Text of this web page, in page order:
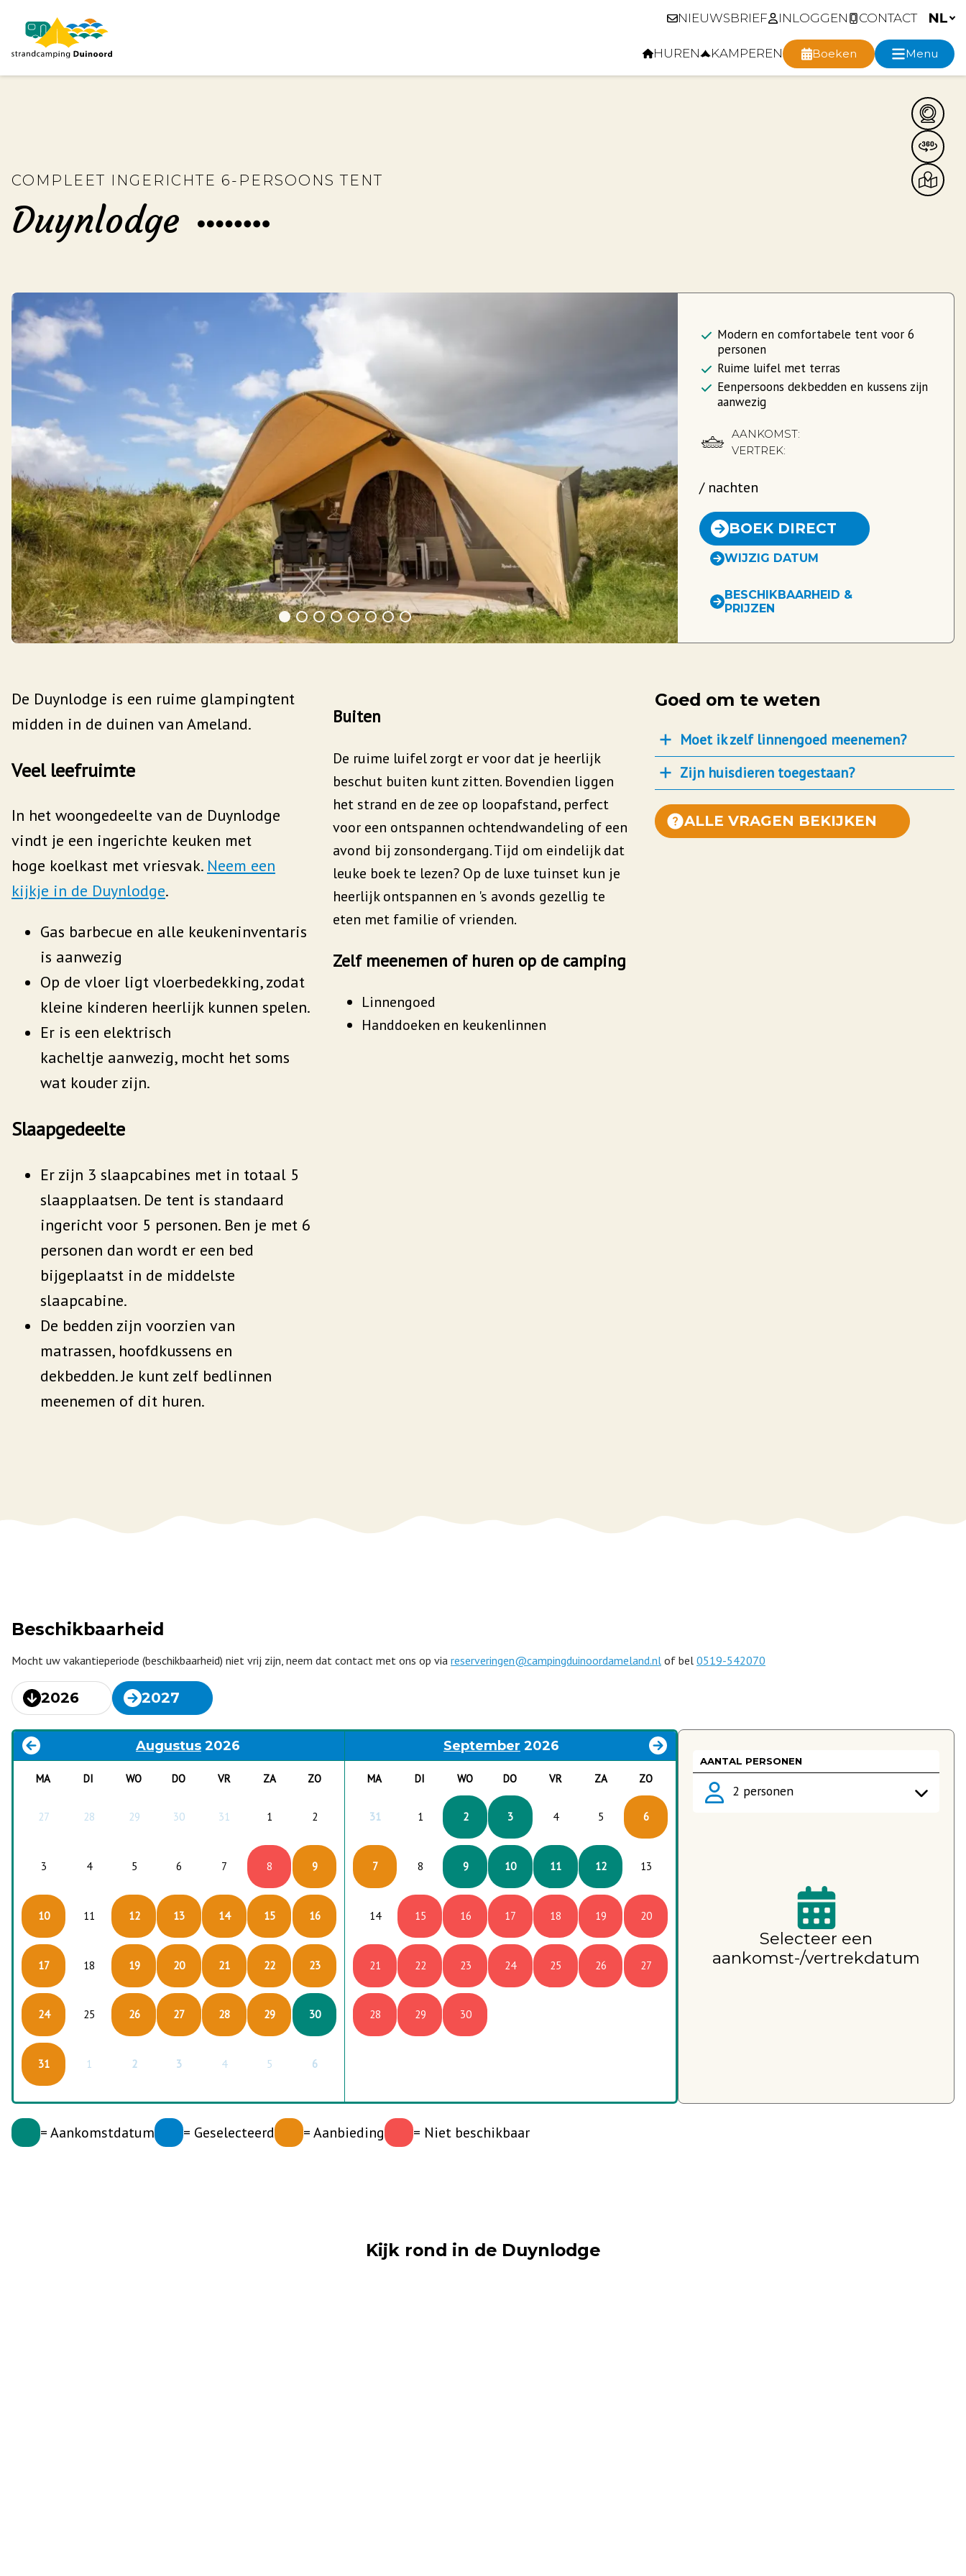
NIEUWSBRIEF INLOGGEN CONTACT
HUREN KAMPEREN Boeken Menu
COMPLEET INGERICHTE 6-PERSOONS TENT
Duynlodge
Modern en comfortabele tent voor 6
personen
Ruime luifel met terras
Eenpersoons dekbedden en kussens zijn
aanwezig
AANKOMST:
VERTREK:
/ nachten
BOEK DIRECT
WIJZIG DATUM
BESCHIKBAARHEID &
PRIJZEN
De Duynlodge is een ruime glampingtent
midden in de duinen van Ameland.
Veel leefruimte
In het woongedeelte van de Duynlodge
vindt je een ingerichte keuken met
hoge koelkast met vriesvak. Neem een
kijkje in de Duynlodge.
Gas barbecue en alle keukeninventaris
is aanwezig
Op de vloer ligt vloerbedekking, zodat
kleine kinderen heerlijk kunnen spelen.
Er is een elektrisch
kacheltje aanwezig, mocht het soms
wat kouder zijn.
Slaapgedeelte
Er zijn 3 slaapcabines met in totaal 5
slaapplaatsen. De tent is standaard
ingericht voor 5 personen. Ben je met 6
personen dan wordt er een bed
bijgeplaatst in de middelste
slaapcabine.
De bedden zijn voorzien van
matrassen, hoofdkussens en
dekbedden. Je kunt zelf bedlinnen
meenemen of dit huren.
Buiten
De ruime luifel zorgt er voor dat je heerlijk
beschut buiten kunt zitten. Bovendien liggen
het strand en de zee op loopafstand, perfect
voor een ontspannen ochtendwandeling of een
avond bij zonsondergang. Tijd om eindelijk dat
leuke boek te lezen? Op de luxe tuinset kun je
heerlijk ontspannen en 's avonds gezellig te
eten met familie of vrienden.
Zelf meenemen of huren op de camping
Linnengoed
Handdoeken en keukenlinnen
Goed om te weten
Moet ik zelf linnengoed meenemen?
Zijn huisdieren toegestaan?
ALLE VRAGEN BEKIJKEN
Beschikbaarheid
Mocht uw vakantieperiode (beschikbaarheid) niet vrij zijn, neem dat contact met ons op via reserveringen@campingduinoordameland.nl of bel 0519-542070
2026 2027
Augustus 2026
MA DI WO DO VR ZA ZO
27 28 29 30 31 1 2
3 4 5 6 7 8 9
10 11 12 13 14 15 16
17 18 19 20 21 22 23
24 25 26 27 28 29 30
31 1 2 3 4 5 6
September 2026
MA DI WO DO VR ZA ZO
31 1 2 3 4 5 6
7 8 9 10 11 12 13
14 15 16 17 18 19 20
21 22 23 24 25 26 27
28 29 30
AANTAL PERSONEN
2 personen
Selecteer een
aankomst-/vertrekdatum
= Aankomstdatum = Geselecteerd = Aanbieding = Niet beschikbaar
Kijk rond in de Duynlodge